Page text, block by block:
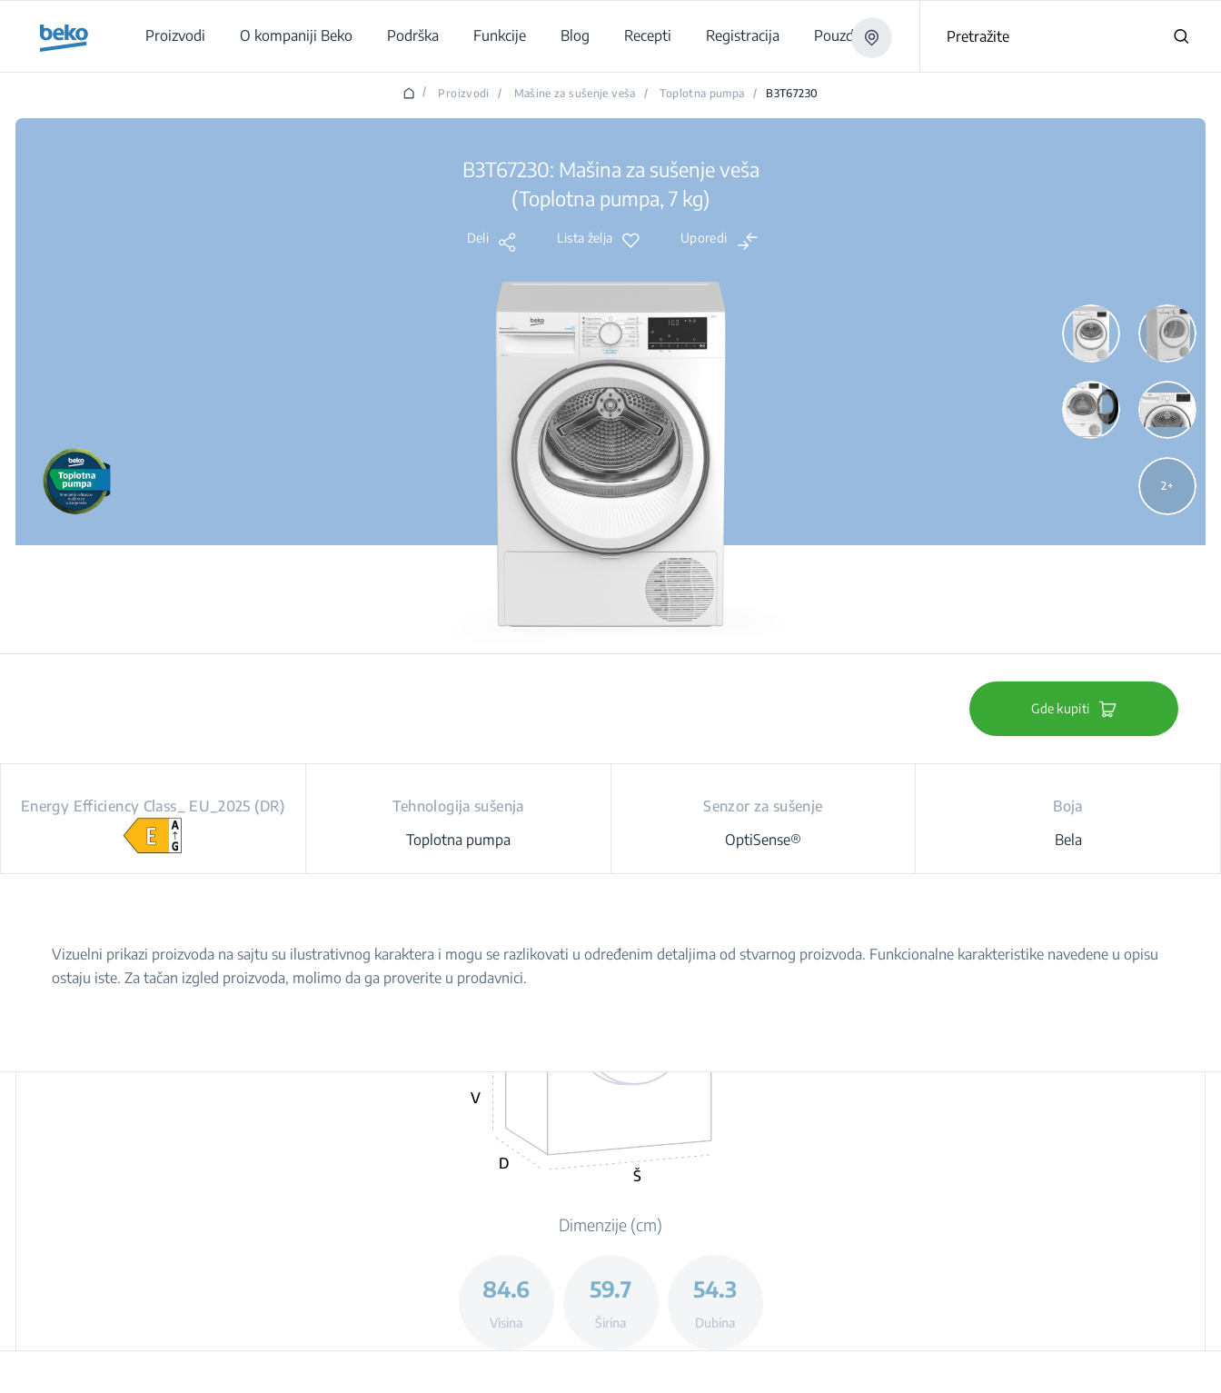
Proizvodi
O kompaniji Beko Podrška Funkcije Blog Recepti Registracija Pouzdano Pretražite
/ Proizvodi / Mašine za sušenje veša / Toplotna pumpa / B3T67230
B3T67230: Mašina za sušenje veša
(Toplotna pumpa, 7 kg)
Deli Lista želja Uporedi
2
Gde kupiti
Energy Efficiency Class_ EU_2025 (DR)
Tehnologija sušenja
Toplotna pumpa
Senzor za sušenje
OptiSense®
Boja
Bela
Vizuelni prikazi proizvoda na sajtu su ilustrativnog karaktera i mogu se razlikovati u određenim detaljima od stvarnog proizvoda. Funkcionalne karakteristike navedene u opisu
ostaju iste. Za tačan izgled proizvoda, molimo da ga proverite u prodavnici.
V
D
Š
Dimenzije (cm)
84.6
Visina
59.7
Širina
54.3
Dubina